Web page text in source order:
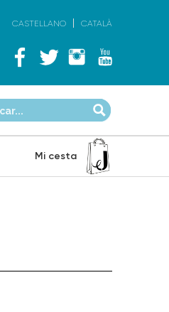
CASTELLANO CATALÀ
Mi cesta